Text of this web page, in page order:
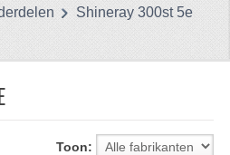
500-5
A/2A / GOES 520
SYSTEEM
Shineray 300st 5e
Toon: